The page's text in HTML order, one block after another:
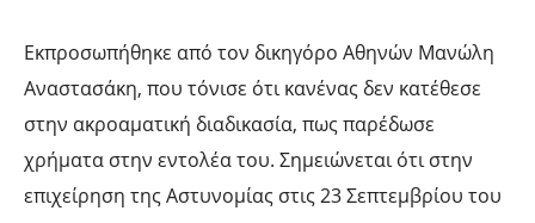
Εκπροσωπήθηκε από τον δικηγόρο Αθηνών Μανώλη
Αναστασάκη, που τόνισε ότι κανένας δεν κατέθεσε
στην ακροαματική διαδικασία, πως παρέδωσε
χρήματα στην εντολέα του. Σημειώνεται ότι στην
επιχείρηση της Αστυνομίας στις 23 Σεπτεμβρίου του